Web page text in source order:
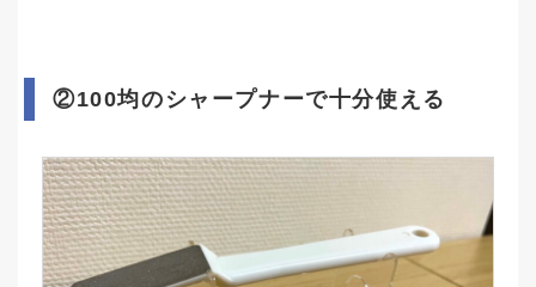
②100均のシャープナーで十分使える